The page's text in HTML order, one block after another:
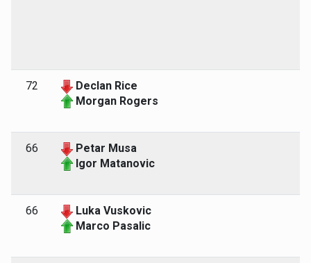
72
Declan Rice
Morgan Rogers
66
Petar Musa
Igor Matanovic
66
Luka Vuskovic
Marco Pasalic